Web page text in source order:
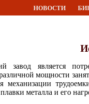
НОВОСТИ
завод является
мощности
механизации
металла и его